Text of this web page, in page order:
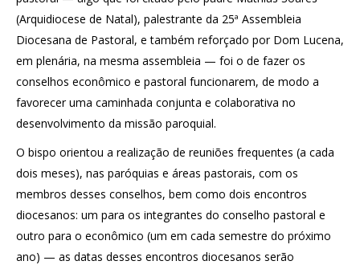
(Arquidiocese de Natal), palestrante da 25ª Assembleia
Diocesana de Pastoral, e também reforçado por Dom Lucena,
em plenária, na mesma assembleia — foi o de fazer os
conselhos econômico e pastoral funcionarem, de modo a
favorecer uma caminhada conjunta e colaborativa no
desenvolvimento da missão paroquial.
O bispo orientou a realização de reuniões frequentes (a cada
dois meses), nas paróquias e áreas pastorais, com os
membros desses conselhos, bem como dois encontros
diocesanos: um para os integrantes do conselho pastoral e
outro para o econômico (um em cada semestre do próximo
ano) — as datas desses encontros diocesanos serão